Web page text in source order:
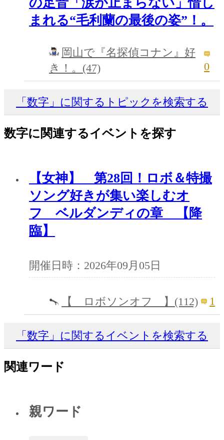
まれる“毛利蘭の最後の姿”！。
岡山で『名探偵コナン』好
き！。(47)
0
「数字」に関するトピックを検索する
数字に関連するイベントを探す
【女神】 第28回！ロボ＆特撮
ソング好きが集い楽しむオ
フ ベルダンディの章 【降
臨】
開催日時：2026年09月05日
【 ロボソンオフ 】(112) 1
「数字」に関するイベントを検索する
関連ワード
親ワード